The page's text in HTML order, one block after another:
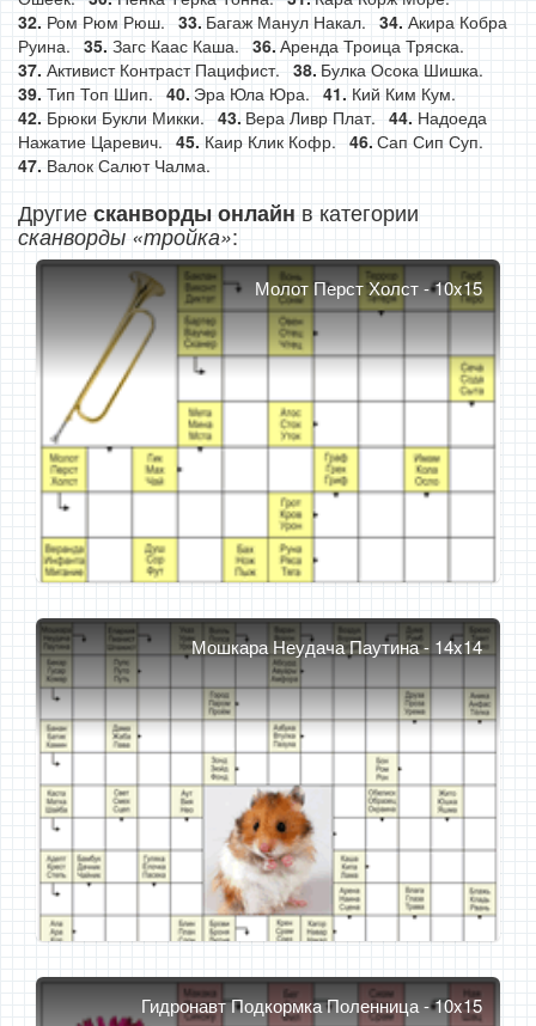
Ром Рюм Рюш.
Багаж Манул Накал.
Акира Кобра
Руина.
Загс Каас Каша.
Аренда Троица Тряска.
Активист Контраст Пацифист.
Булка Осока Шишка.
Тип Топ Шип.
Эра Юла Юра.
Кий Ким Кум.
Брюки Букли Микки.
Вера Ливр Плат.
Надоеда
Нажатие Царевич.
Каир Клик Кофр.
Сап Сип Суп.
Валок Салют Чалма.
Другиесканворды онлайн в категории
сканворды «тройка»:
Молот Перст Холст - 10x15
Мошкара Неудача Паутина - 14x14
Гидронавт Подкормка Поленница - 10x15